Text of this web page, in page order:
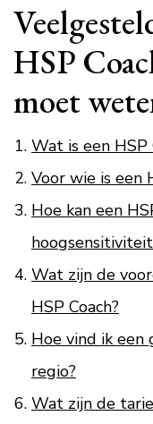
HSP
moet
Wat is een HSP
Voor wie is een
Hoe kan een
Wat zijn de
HSP Coach?
Hoe vind ik een
regio?
Wat zijn de